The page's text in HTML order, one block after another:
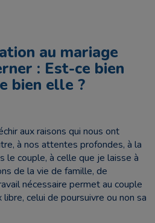
au mariage
: Est-ce bien
bien elle ?
aux raisons qui nous ont
à nos attentes profondes, à la
le couple, à celle que je laisse à
de la vie de famille, de
nécessaire permet au couple
celui de poursuivre ou non sa